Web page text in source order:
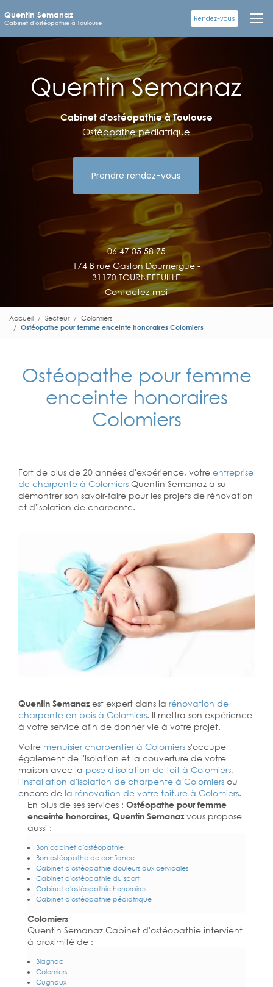
au
principal
Quentin Semanaz
Cabinet d'ostéopathie à Toulouse
Rendez-vous
Cabinet d'ostéopathie à Toulouse
Ostéopathe pédiatrique
Prendre rendez-vous
06 47 05 58 75
174 B rue Gaston Doumergue -
31170 TOURNEFEUILLE
Contactez-moi
Accueil Secteur
Colomiers
Ostéopathe pour femme enceinte honoraires Colomiers
Ostéopathe pour femme
enceinte honoraires
Colomiers
Fort de plus de 20 années d'expérience, votre entreprise
de charpente à Colomiers Quentin Semanaz a su
démontrer son savoir-faire pour les projets de rénovation
et d'isolation de charpente.
Quentin Semanazest expert dans la rénovation de
charpente en bois à Colomiers. Il mettra son expérience
à votre service afin de donner vie à votre projet.
Votre menuisier charpentier à Colomiers s'occupe
également de l'isolation et la couverture de votre
maison avec la pose d'isolation de toit à Colomiers,
l'installation d'isolation de charpente à Colomiers ou
encore de la rénovation de votre toiture à Colomiers.
En plus de ses services : Ostéopathe pour femme
enceinte honoraires, Quentin Semanazvous propose
aussi :
Bon cabinet d'ostéopathie
Bon ostéopathe de confiance
Cabinet d'ostéopathie douleurs aux cervicales
Cabinet d'ostéopathie du sport
Cabinet d'ostéopathie honoraires
Cabinet d'ostéopathie pédiatrique
Colomiers
Quentin Semanaz Cabinet d'ostéopathie intervient
à proximité de :
Blagnac
Colomiers
Cugnaux